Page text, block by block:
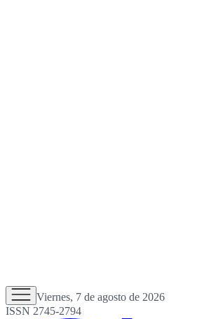
Viernes, 7 de agosto de 2026
ISSN 2745-2794